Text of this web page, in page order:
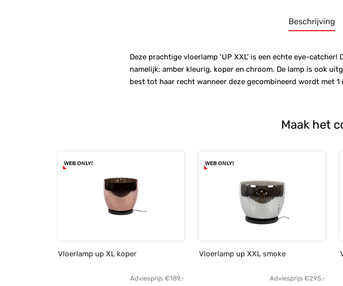
Beschrijving
Deze prachtige vloerlamp ‘UP XXL’ is een echte eye-
namelijk: amber kleurig, koper en chroom. De lamp is ook
best tot haar recht wanneer deze gecombineerd wordt met
Maak het
Vloerlamp up XL koper
Adviesprijs €189,-
Vloerlamp up XXL smoke
Adviesprijs €295,-